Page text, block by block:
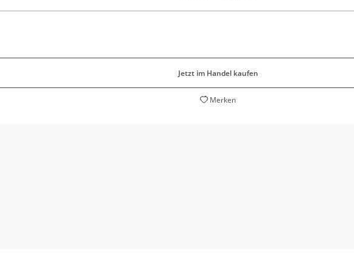
Jetzt im Handel kaufen
Merken